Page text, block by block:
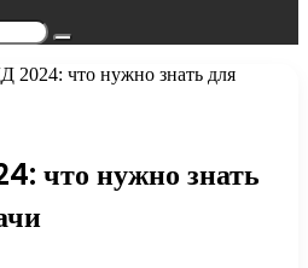
Поиск...
2024: что нужно знать для
что нужно знать